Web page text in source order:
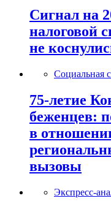
Сигнал на
налоговой
не
Социальная
75-летие
беженцев:
в
вызовы
Экспресс-